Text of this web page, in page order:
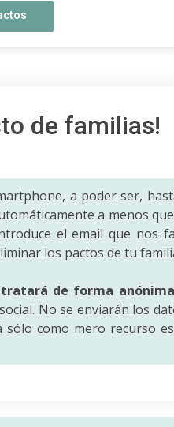
de familias!
a poder ser,
a menos
el email que nos
los pactos de tu
de forma anónima
No se enviarán los
como mero recurso